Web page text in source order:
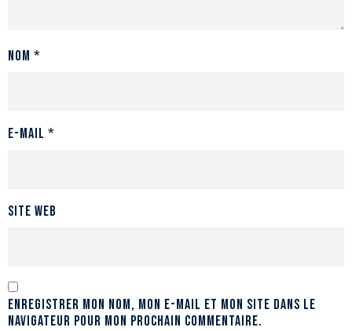
Nom *
E-mail *
Site web
Enregistrer mon nom, mon e-mail et mon site dans le
navigateur pour mon prochain commentaire.